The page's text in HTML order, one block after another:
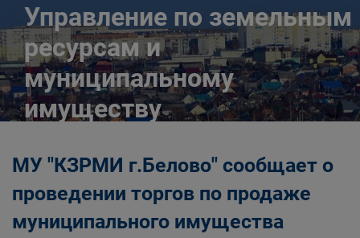
Управление по земельным
ресурсам и
муниципальному
имуществу
Беловского городского
округа
МУ "КЗРМИ г.Белово" сообщает о
проведении торгов по продаже
муниципального имущества